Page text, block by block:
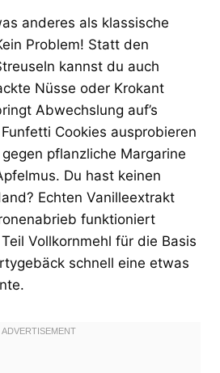
anderes als klassische
Problem! Statt den
kannst du auch
Nüsse oder Krokant
Abwechslung auf’s
Cookies ausprobieren
pflanzliche Margarine
Du hast keinen
Echten Vanilleextrakt
funktioniert
Vollkornmehl für die Basis
schnell eine etwas